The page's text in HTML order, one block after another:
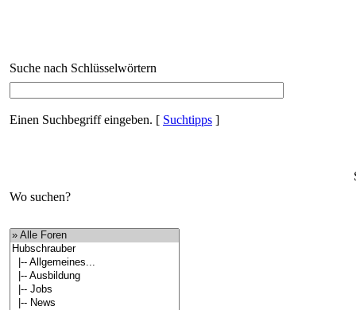
Suche nach Schlüsselwörtern
Einen Suchbegriff eingeben. [ Suchtipps ]
Wo suchen?